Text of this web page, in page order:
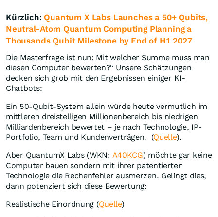
Kürzlich: Quantum X Labs Launches a 50+ Qubits,
Neutral-Atom Quantum Computing Planning a
Thousands Qubit Milestone by End of H1 2027
Die Masterfrage ist nun: Mit welcher Summe muss man
diesen Computer bewerten?“ Unsere Schätzungen
decken sich grob mit den Ergebnissen einiger KI-
Chatbots:
Ein 50-Qubit-System allein würde heute vermutlich im
mittleren dreistelligen Millionenbereich bis niedrigen
Milliardenbereich bewertet – je nach Technologie, IP-
Portfolio, Team und Kundenverträgen. (Quelle).
Aber QuantumX Labs (WKN: A40KCG) möchte gar keine
Computer bauen sondern mit ihrer patentierten
Technologie die Rechenfehler ausmerzen. Gelingt dies,
dann potenziert sich diese Bewertung:
Realistische Einordnung (Quelle)